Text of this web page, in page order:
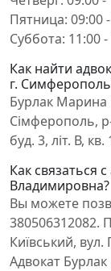
Пятница: 09:00
Суббота: 11:00
Как найти
г.
Бурлак Марина
Сімферополь,
буд. 3, літ. В, кв.
Как связаться
Владимировна?
Вы можете
380506312082.
Київський, вул.
Адвокат